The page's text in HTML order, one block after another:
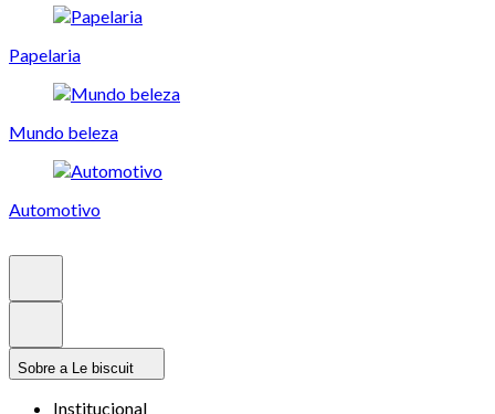
Papelaria
Mundo beleza
Automotivo
Sobre a Le biscuit
Institucional